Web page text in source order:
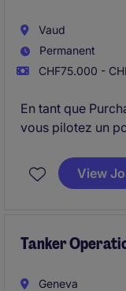
Vaud
Permanent
CHF75.000 -
En tant que
vous pilotez un
fournisseurs et
commerciales.
View
Tanker
Geneva